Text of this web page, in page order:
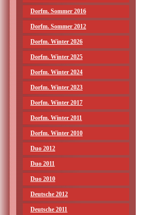
Dorfm. Sommer 2016
Dorfm. Sommer 2012
Dorfm. Winter 2026
Dorfm. Winter 2025
Dorfm. Winter 2024
Dorfm. Winter 2023
Dorfm. Winter 2017
Dorfm. Winter 2011
Dorfm. Winter 2010
Duo 2012
Duo 2011
Duo 2010
Deutsche 2012
Deutsche 2011